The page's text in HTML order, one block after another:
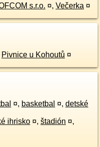
s.r.o. ¤, Večerka ¤
Pivnice u Kohoutů ¤
¤, basketbal ¤, detské
ihrisko ¤, štadión ¤,